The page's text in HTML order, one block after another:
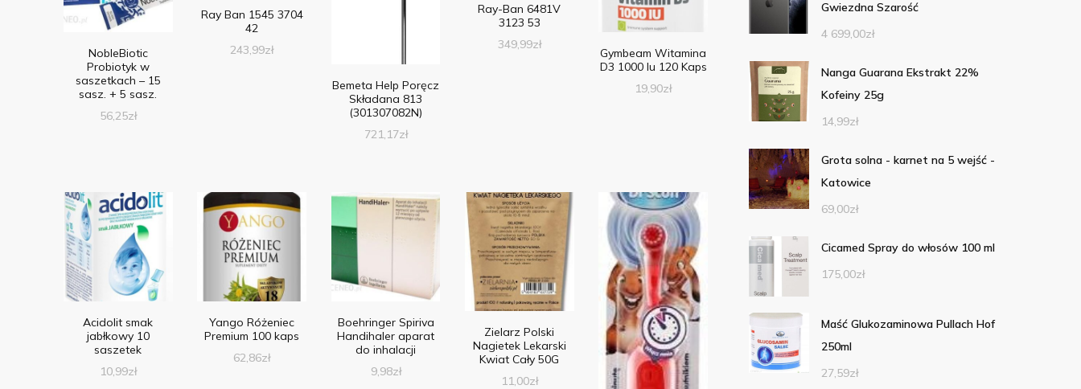
NobleBiotic
Probiotyk w
saszetkach – 15
sasz. + 5 sasz.
56,25zł
Ray Ban 1545 3704
42
243,99zł
Bemeta Help Poręcz
Składana 813
(301307082N)
721,17zł
Ray-Ban 6481V
3123 53
349,99zł
Gymbeam Witamina
D3 1000 Iu 120 Kaps
19,90zł
Acidolit smak
jabłkowy 10
saszetek
10,99zł
Yango Różeniec
Premium 100 kaps
62,86zł
Boehringer Spiriva
Handihaler aparat
do inhalacji
9,98zł
Zielarz Polski
Nagietek Lekarski
Kwiat Cały 50G
11,00zł
Gwiezdna Szarość
4 699,00zł
Nanga Guarana Ekstrakt 22%
Kofeiny 25g
14,99zł
Grota solna - karnet na 5 wejść -
Katowice
69,00zł
Cicamed Spray do włosów 100 ml
175,00zł
Maść Glukozaminowa Pullach Hof
250ml
27,59zł